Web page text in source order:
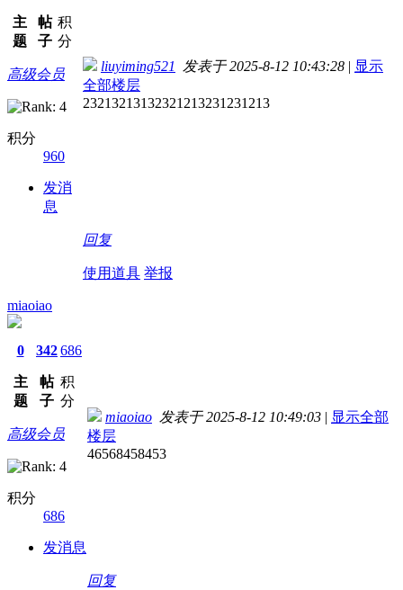
主
题
帖
子
积
分
高级会员
积分
960
发消
息
liuyiming521 发表于 2025-8-12 10:43:28 | 显示
全部楼层
23213213132321213231231213
回复
使用道具 举报
miaoiao
0
主
题
342
帖
子
686
积
分
高级会员
积分
686
发消息
miaoiao 发表于 2025-8-12 10:49:03 | 显示全部
楼层
46568458453
回复